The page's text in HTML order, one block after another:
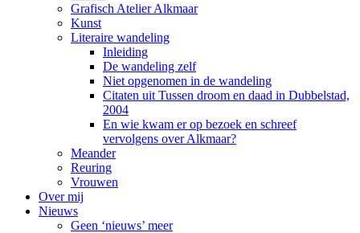
Grafisch Atelier Alkmaar
Kunst
Literaire wandeling
Inleiding
De wandeling zelf
Niet opgenomen in de wandeling
Citaten uit Tussen droom en daad in Dubbelstad,
2004
En wie kwam er op bezoek en schreef
vervolgens over Alkmaar?
Meander
Reuring
Vrouwen
Over mij
Nieuws
Geen ‘nieuws’ meer